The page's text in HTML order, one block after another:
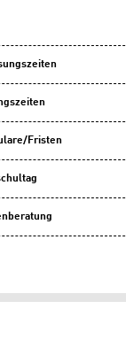
Fristen